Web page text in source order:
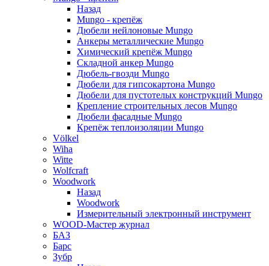
Назад
Mungo - крепёж
Дюбели нейлоновые Mungo
Анкеры металлические Mungo
Химический крепёж Mungo
Складной анкер Mungo
Дюбель-гвозди Mungo
Дюбели для гипсокартона Mungo
Дюбели для пустотелых конструкций Mungo
Крепление строительных лесов Mungo
Дюбели фасадные Mungo
Крепёж теплоизоляции Mungo
Völkel
Wiha
Witte
Wolfcraft
Woodwork
Назад
Woodwork
Измерительный электронный инструмент
WOOD-Мастер журнал
БАЗ
Барс
Зубр